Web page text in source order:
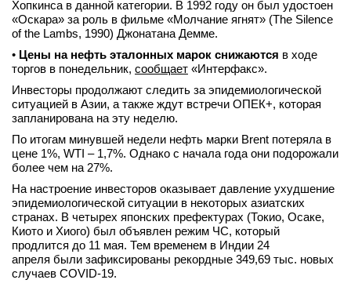
Хопкинса в данной категории. В 1992 году он был удостоен
«Оскара» за роль в фильме «Молчание ягнят» (The Silence
of the Lambs, 1990) Джонатана Демме.
• Цены на нефть эталонных марок снижаются в ходе
торгов в понедельник, сообщает «Интерфакс».
Инвесторы продолжают следить за эпидемиологической
ситуацией в Азии, а также ждут встречи ОПЕК+, которая
запланирована на эту неделю.
По итогам минувшей недели нефть марки Brent потеряла в
цене 1%, WTI – 1,7%. Однако с начала года они подорожали
более чем на 27%.
На настроение инвесторов оказывает давление ухудшение
эпидемиологической ситуации в некоторых азиатских
странах. В четырех японских префектурах (Токио, Осаке,
Киото и Хиого) был объявлен режим ЧС, который
продлится до 11 мая. Тем временем в Индии 24
апреля были зафиксированы рекордные 349,69 тыс. новых
случаев COVID-19.